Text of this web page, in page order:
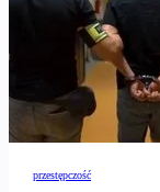
przestępczość